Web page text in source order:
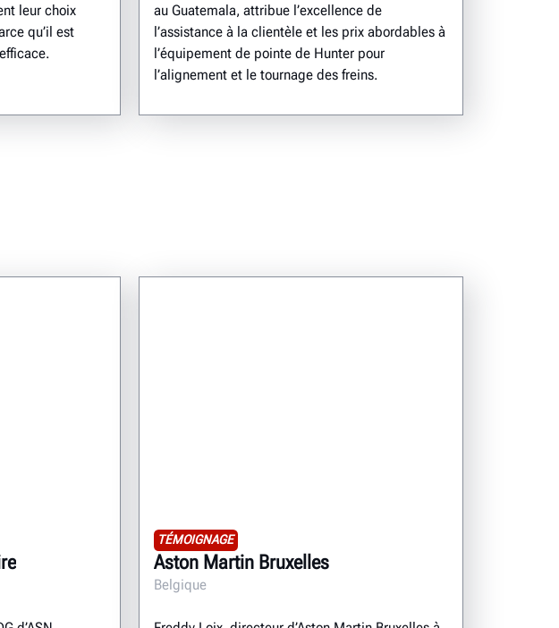
leur choix
qu’il est
au Guatemala, attribue l’excellence de
l’assistance à la clientèle et les prix abordables à
l’équipement de pointe de Hunter pour
l’alignement et le tournage des freins.
TÉMOIGNAGE
Aston Martin Bruxelles
Belgique